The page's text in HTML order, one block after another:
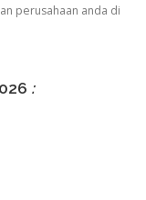
perusahaan anda di
: